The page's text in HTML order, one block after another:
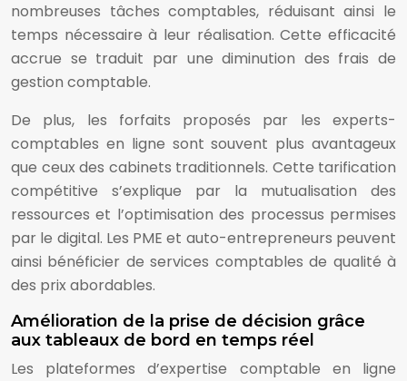
nombreuses tâches comptables, réduisant ainsi le
temps nécessaire à leur réalisation. Cette efficacité
accrue se traduit par une diminution des frais de
gestion comptable.
De plus, les forfaits proposés par les experts-
comptables en ligne sont souvent plus avantageux
que ceux des cabinets traditionnels. Cette tarification
compétitive s’explique par la mutualisation des
ressources et l’optimisation des processus permises
par le digital. Les PME et auto-entrepreneurs peuvent
ainsi bénéficier de services comptables de qualité à
des prix abordables.
Amélioration de la prise de décision grâce
aux tableaux de bord en temps réel
Les plateformes d’expertise comptable en ligne